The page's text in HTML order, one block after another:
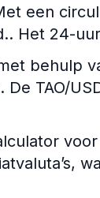
een
Het 24-
behulp
TAO/